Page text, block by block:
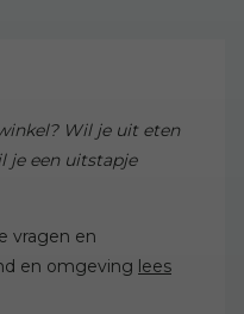
Wil je uit eten
je een uitstapje
vragen en
en omgeving lees